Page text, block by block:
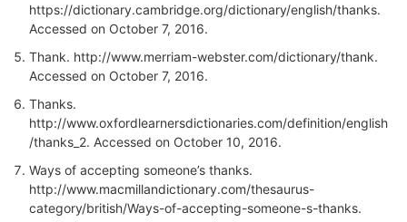
https://dictionary.cambridge.org/dictionary/english/thanks.
Accessed on October 7, 2016.
Thank. http://www.merriam-webster.com/dictionary/thank.
Accessed on October 7, 2016.
Thanks.
http://www.oxfordlearnersdictionaries.com/definition/english
/thanks_2. Accessed on October 10, 2016.
Ways of accepting someone’s thanks.
http://www.macmillandictionary.com/thesaurus-
category/british/Ways-of-accepting-someone-s-thanks.